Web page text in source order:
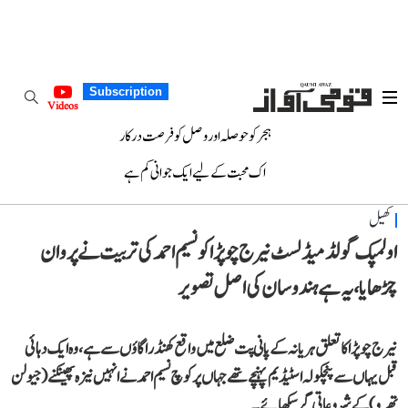
Subscription
Videos
ہجر کو حوصلہ اور وصل کو فرصت درکار
اک محبت کے لیے ایک جوانی کم ہے
کھیل
اولمپک گولڈ میڈلسٹ نیرج چوپڑا کو نسیم احمد کی تربیت نے پروان
چڑھایا، یہ ہے ہندوسان کی اصل تصویر
نیرج چوپڑا کا تعلق ہریانہ کے پانی پت ضلع میں واقع کھنڈرا گاؤں سے ہے، وہ ایک دہائی
قبل یہاں سے پنچکولہ اسٹیڈیم پہنچے تھے جہاں پر کوچ نسیم احمد نے انہیں نیزہ پھینکنے (جیولن